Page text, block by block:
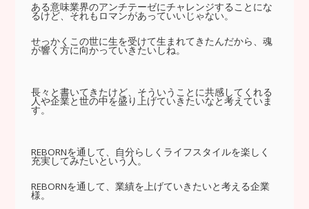
ある意味業界のアンチテーゼにチャレンジすることにな
るけど、それもロマンがあっていいじゃない。
せっかくこの世に生を受けて生まれてきたんだから、魂
が響く方に向かっていきたいしね。
長々と書いてきたけど、そういうことに共感してくれる
人や企業と世の中を盛り上げていきたいなと考えていま
す。
REBORNを通して、自分らしくライフスタイルを楽しく
充実してみたいという人。
REBORNを通して、業績を上げていきたいと考える企業
様。